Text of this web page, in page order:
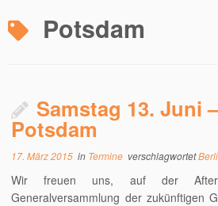
Potsdam
Samstag 13. Juni
Potsdam
17. März 2015 in Termine verschlagwortet
Wir freuen uns, auf der
Generalversammlung der zukünftigen